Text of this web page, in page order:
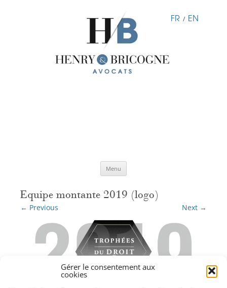
Gérer le consentement aux
cookies
FR / EN
Menu
Equipe montante 2019 (logo)
← Previous Next →